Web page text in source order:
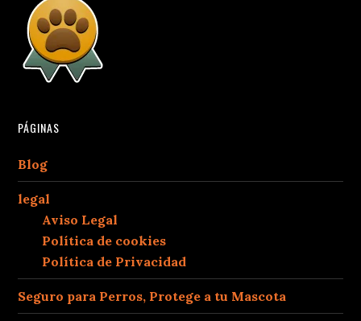
PÁGINAS
Blog
legal
Aviso Legal
Política de cookies
Política de Privacidad
Seguro para Perros, Protege a tu Mascota